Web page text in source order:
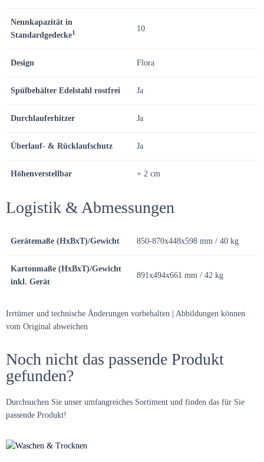
Nennkapazität in
Standardgedecke1 10
Design Flora
Spülbehälter Edelstahl rostfrei Ja
Durchlauferhitzer Ja
Überlauf- & Rücklaufschutz Ja
Höhenverstellbar + 2 cm
Logistik & Abmessungen
Gerätemaße (HxBxT)/Gewicht 850-870x448x598 mm / 40 kg
Kartonmaße (HxBxT)/Gewicht
inkl. Gerät
891x494x661 mm / 42 kg
Irrtümer und technische Änderungen vorbehalten | Abbildungen können
vom Original abweichen
Noch nicht das passende Produkt
gefunden?
Durchsuchen Sie unser umfangreiches Sortiment und finden das für Sie
passende Produkt!